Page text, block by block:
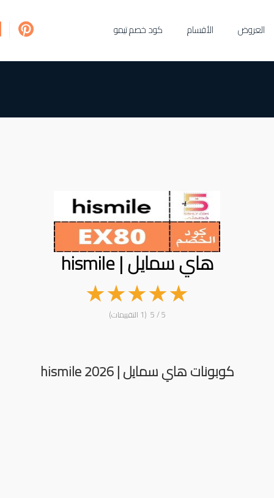
العروض الأقسام كود خصم تيمو
هاي سمايل | hismile
★
★
★
★
★ 5 / 5 (1 التقييمات)
كوبونات هاي سمايل | hismile 2026